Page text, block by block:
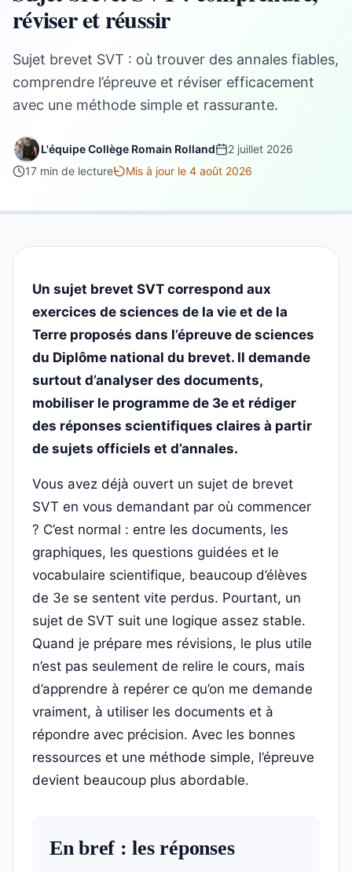
réviser et réussir
Sujet brevet SVT : où trouver des annales fiables,
comprendre l’épreuve et réviser efficacement
avec une méthode simple et rassurante.
L'équipe Collège Romain Rolland
2 juillet 2026
17 min de lecture
Mis à jour le 4 août 2026
Un sujet brevet SVT correspond aux
exercices de sciences de la vie et de la
Terre proposés dans l’épreuve de sciences
du Diplôme national du brevet. Il demande
surtout d’analyser des documents,
mobiliser le programme de 3e et rédiger
des réponses scientifiques claires à partir
de sujets officiels et d’annales.
Vous avez déjà ouvert un sujet de brevet
SVT en vous demandant par où commencer
? C’est normal : entre les documents, les
graphiques, les questions guidées et le
vocabulaire scientifique, beaucoup d’élèves
de 3e se sentent vite perdus. Pourtant, un
sujet de SVT suit une logique assez stable.
Quand je prépare mes révisions, le plus utile
n’est pas seulement de relire le cours, mais
d’apprendre à repérer ce qu’on me demande
vraiment, à utiliser les documents et à
répondre avec précision. Avec les bonnes
ressources et une méthode simple, l’épreuve
devient beaucoup plus abordable.
En bref : les réponses